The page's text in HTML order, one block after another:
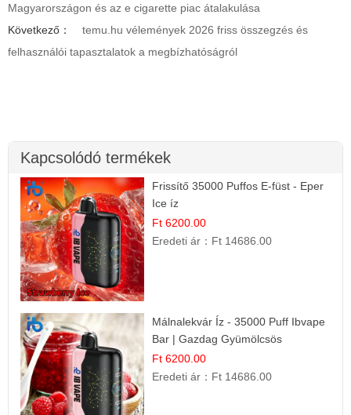
Magyarországon és az e cigarette piac átalakulása
Következő：
temu.hu vélemények 2026 friss összegzés és
felhasználói tapasztalatok a megbízhatóságról
Kapcsolódó termékek
Frissítő 35000 Puffos E-füst - Eper
Ice íz
Ft 6200.00
Eredeti ár： Ft 14686.00
Málnalekvár Íz - 35000 Puff Ibvape
Bar | Gazdag Gyümölcsös
Ízélmény!
Ft 6200.00
Eredeti ár： Ft 14686.00